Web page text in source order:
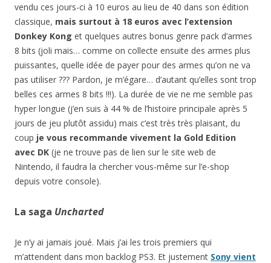
vendu ces jours-ci à 10 euros au lieu de 40 dans son édition
classique, mais surtout à 18 euros avec l’extension
Donkey Kong et quelques autres bonus genre pack d’armes
8 bits (joli mais… comme on collecte ensuite des armes plus
puissantes, quelle idée de payer pour des armes qu’on ne va
pas utiliser ??? Pardon, je m’égare… d’autant qu’elles sont trop
belles ces armes 8 bits !!!). La durée de vie ne me semble pas
hyper longue (j’en suis à 44 % de l’histoire principale après 5
jours de jeu plutôt assidu) mais c’est très très plaisant, du
coup je vous recommande vivement la Gold Edition
avec DK (je ne trouve pas de lien sur le site web de
Nintendo, il faudra la chercher vous-même sur l’e-shop
depuis votre console).
La saga Uncharted
Je n’y ai jamais joué. Mais j’ai les trois premiers qui
m’attendent dans mon backlog PS3. Et justement Sony vient